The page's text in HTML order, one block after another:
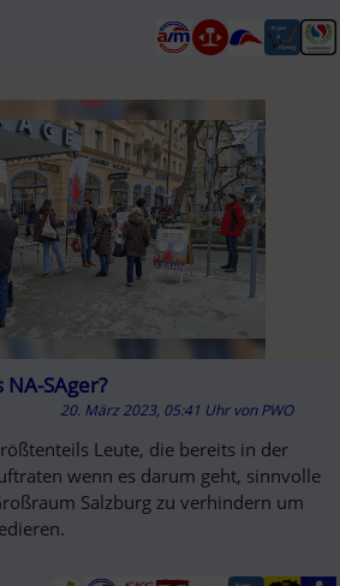
SAger?
20. März 2023, 05:41 Uhr vonPWO
Leute, die bereits in der
wenn es darum geht, sinnvolle
Salzburg zu verhindern um